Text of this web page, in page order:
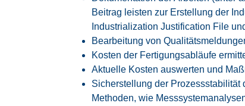
Beitrag leisten zur Erstellung der
Industrialization Justification File
Bearbeitung von
Kosten der Fertigungsabläufe
Aktuelle Kosten auswerten und
Sicherstellung der
Methoden, wie